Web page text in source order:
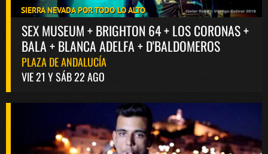
SIERRA NEVADA POR TODO LO ALTO
SEX MUSEUM + BRIGHTON 64 + LOS CORONAS +
BALA + BLANCA ADELFA + D'BALDOMEROS
PLAZA DE ANDALUCÍA
VIE 21 Y SÁB 22 AGO